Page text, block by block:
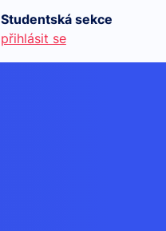
Studentská sekce
přihlásit se